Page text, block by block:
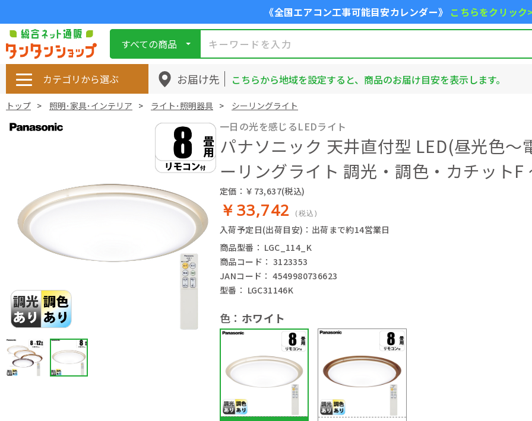
《全国エアコン工事可能目安カレンダー》 こちらをクリック>
すべての商品
カテゴリから選ぶ お届け先 こちらから地域を設定すると、商品のお届け目安を表示します。
トップ 照明･家具･インテリア ライト･照明器具 シーリングライト
一日の光を感じるLEDライト
パナソニック 天井直付型 LED(昼光色～
ーリングライト 調光・調色・カチットF
定価：￥73,637(税込)
￥33,742 (税込)
入荷予定日(出荷目安)：出荷まで約14営業日
商品型番： LGC_114_K
商品コード： 3123353
JANコード： 4549980736623
型番： LGC31146K
色： ホワイト